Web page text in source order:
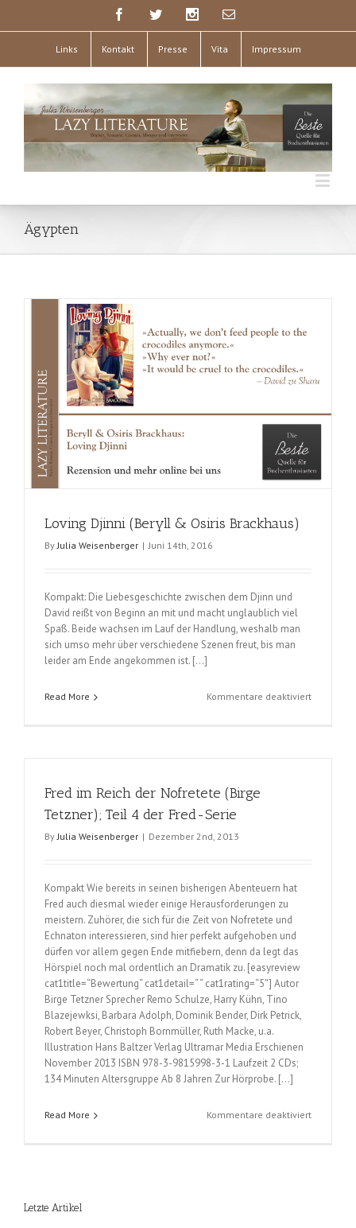
Links Kontakt Presse Vita Impressum
Ägypten
Loving Djinni (Beryll & Osiris Brackhaus)
By Julia Weisenberger | Juni 14th, 2016
Kompakt: Die Liebesgeschichte zwischen dem Djinn und
David reißt von Beginn an mit und macht unglaublich viel
Spaß. Beide wachsen im Lauf der Handlung, weshalb man
sich umso mehr über verschiedene Szenen freut, bis man
leider am Ende angekommen ist. […]
Read More Kommentare deaktiviertfür
Fred im Reich der Nofretete (Birge
Tetzner); Teil 4 der Fred-Serie
ByJulia Weisenberger | Dezember 2nd, 2013
Kompakt Wie bereits in seinen bisherigen Abenteuern hat
Fred auch diesmal wieder einige Herausforderungen zu
meistern. Zuhörer, die sich für die Zeit von Nofretete und
Echnaton interessieren, sind hier perfekt aufgehoben und
dürfen vor allem gegen Ende mitfiebern, denn da legt das
Hörspiel noch mal ordentlich an Dramatik zu. [easyreview
cat1title=“Bewertung“ cat1detail=“ “ cat1rating=“5″] Autor
Birge Tetzner Sprecher Remo Schulze, Harry Kühn, Tino
Blazejewksi, Barbara Adolph, Dominik Bender, Dirk Petrick,
Robert Beyer, Christoph Bornmüller, Ruth Macke, u.a.
Illustration Hans Baltzer Verlag Ultramar Media Erschienen
November 2013 ISBN 978-3-9815998-3-1 Laufzeit 2 CDs;
134 Minuten Altersgruppe Ab 8 Jahren Zur Hörprobe. […]
Read More Kommentare deaktiviertfür
Letzte Artikel